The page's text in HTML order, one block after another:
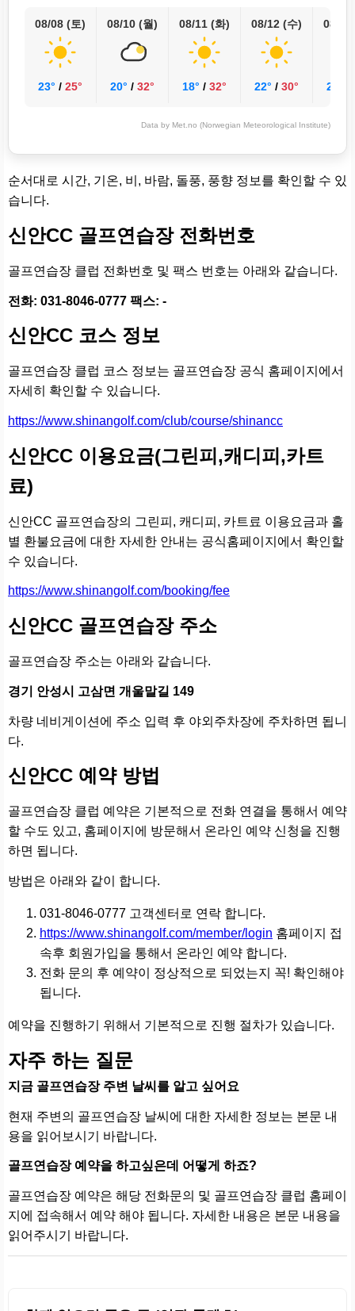
08/08 (토)
23° / 25°
08/10 (월)
20° / 32°
08/11 (화)
18° / 32°
08/12 (수)
22° / 30°
08/13
24°
Data by Met.no (Norwegian Meteorological Institute)
순서대로 시간, 기온, 비, 바람, 돌풍, 풍향 정보를 확인할 수 있
습니다.
신안CC 골프연습장 전화번호
골프연습장 클럽 전화번호 및 팩스 번호는 아래와 같습니다.
전화: 031-8046-0777 팩스: -
신안CC 코스 정보
골프연습장 클럽 코스 정보는 골프연습장 공식 홈페이지에서
자세히 확인할 수 있습니다.
https://www.shinangolf.com/club/course/shinancc
신안CC 이용요금(그린피,캐디피,카트
료)
신안CC 골프연습장의 그린피, 캐디피, 카트료 이용요금과 홀
별 환불요금에 대한 자세한 안내는 공식홈페이지에서 확인할
수 있습니다.
https://www.shinangolf.com/booking/fee
신안CC 골프연습장 주소
골프연습장 주소는 아래와 같습니다.
경기 안성시 고삼면 개울말길 149
차량 네비게이션에 주소 입력 후 야외주차장에 주차하면 됩니
다.
신안CC 예약 방법
골프연습장 클럽 예약은 기본적으로 전화 연결을 통해서 예약
할 수도 있고, 홈페이지에 방문해서 온라인 예약 신청을 진행
하면 됩니다.
방법은 아래와 같이 합니다.
031-8046-0777 고객센터로 연락 합니다.
https://www.shinangolf.com/member/login 홈페이지 접
속후 회원가입을 통해서 온라인 예약 합니다.
전화 문의 후 예약이 정상적으로 되었는지 꼭! 확인해야
됩니다.
예약을 진행하기 위해서 기본적으로 진행 절차가 있습니다.
자주 하는 질문
지금 골프연습장 주변 날씨를 알고 싶어요
현재 주변의 골프연습장 날씨에 대한 자세한 정보는 본문 내
용을 읽어보시기 바랍니다.
골프연습장 예약을 하고싶은데 어떻게 하죠?
골프연습장 예약은 해당 전화문의 및 골프연습장 클럽 홈페이
지에 접속해서 예약 해야 됩니다. 자세한 내용은 본문 내용을
읽어주시기 바랍니다.